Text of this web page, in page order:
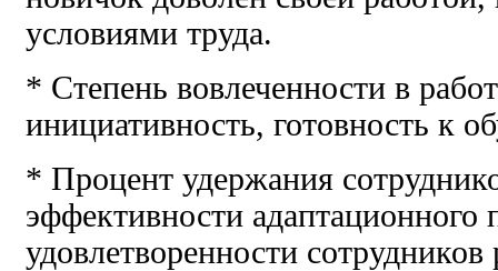
условиями труда.
* Степень вовлеченности в
инициативность, готовность к
* Процент удержания
эффективности адаптационного
удовлетворенности сотрудников